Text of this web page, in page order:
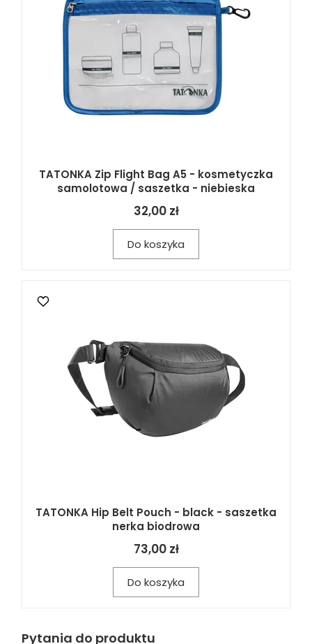
TATONKA Zip Flight Bag A5 - kosmetyczka
samolotowa / saszetka - niebieska
32,00 zł
Do koszyka
TATONKA Hip Belt Pouch - black - saszetka
nerka biodrowa
73,00 zł
Do koszyka
Pytania do produktu